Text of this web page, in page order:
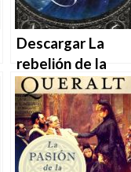
Descargar La
rebelión de la
reina de Rebecca
Ross en EPUB |
PDF | MOBI